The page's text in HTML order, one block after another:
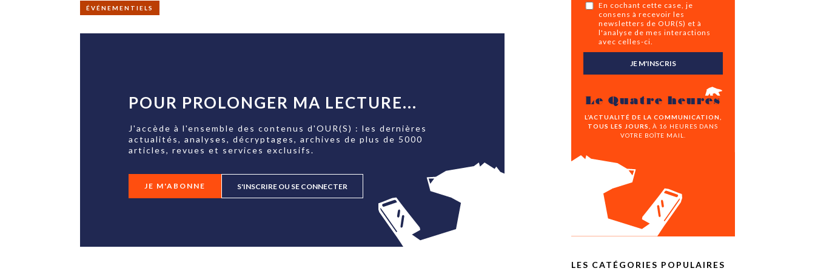
ÉVÉNEMENTIELS
POUR PROLONGER MA LECTURE...
J'accède à l'ensemble des contenus d'OUR(S) : les dernières
actualités, analyses, décryptages, archives de plus de 5000
articles, revues et services exclusifs.
JE M'ABONNE S'INSCRIRE OU SE CONNECTER
En cochant cette case, je
consens à recevoir les
newsletters de OUR(S) et à
l'analyse de mes interactions
avec celles-ci.
JE M'INSCRIS
Le Quatre heures
L’ACTUALITÉ DE LA COMMUNICATION,
TOUS LES JOURS,
À 16 HEURES DANS
VOTRE BOÎTE MAIL.
LES CATÉGORIES POPULAIRES